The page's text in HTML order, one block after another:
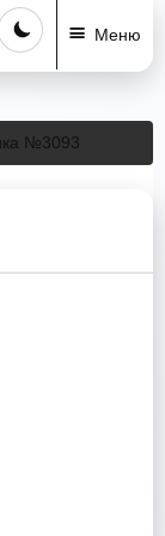
Меню
№3093